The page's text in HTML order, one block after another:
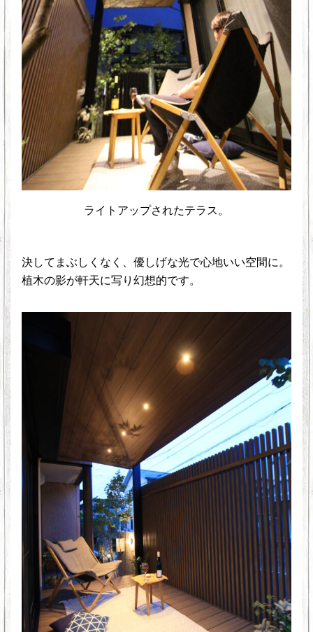
ライトアップされたテラス。
決してまぶしくなく、優しげな光で心地いい空間に。
植木の影が軒天に写り幻想的です。